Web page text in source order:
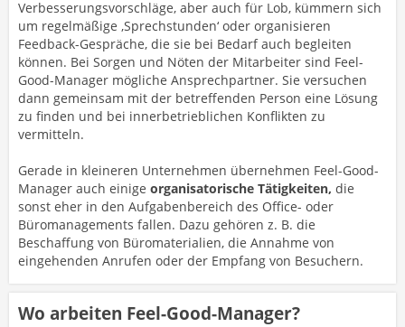
Verbesserungsvorschläge, aber auch für Lob, kümmern sich
um regelmäßige ‚Sprechstunden‘ oder organisieren
Feedback-Gespräche, die sie bei Bedarf auch begleiten
können. Bei Sorgen und Nöten der Mitarbeiter sind Feel-
Good-Manager mögliche Ansprechpartner. Sie versuchen
dann gemeinsam mit der betreffenden Person eine Lösung
zu finden und bei innerbetrieblichen Konflikten zu
vermitteln.
Gerade in kleineren Unternehmen übernehmen Feel-Good-
Manager auch einige organisatorische Tätigkeiten, die
sonst eher in den Aufgabenbereich des Office- oder
Büromanagements fallen. Dazu gehören z. B. die
Beschaffung von Büromaterialien, die Annahme von
eingehenden Anrufen oder der Empfang von Besuchern.
Wo arbeiten Feel-Good-Manager?